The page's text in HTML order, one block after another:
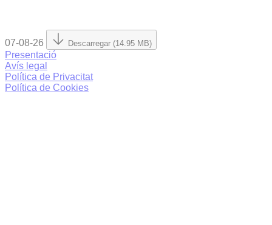
07-08-26 Descarregar (14.95 MB)
Presentació
Avís legal
Política de Privacitat
Política de Cookies